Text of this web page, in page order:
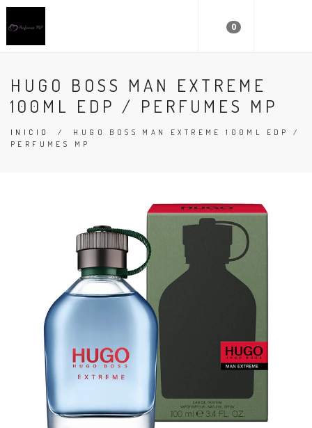
0
HUGO BOSS MAN EXTREME
100ML EDP / PERFUMES MP
INICIO / HUGO BOSS MAN EXTREME 100ML EDP /
PERFUMES MP